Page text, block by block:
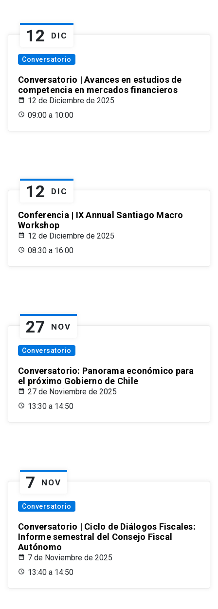
12 DIC
Conversatorio
Conversatorio | Avances en estudios de
competencia en mercados financieros
12 de Diciembre de 2025
09:00 a 10:00
12 DIC
Conferencia | IX Annual Santiago Macro
Workshop
12 de Diciembre de 2025
08:30 a 16:00
27 NOV
Conversatorio
Conversatorio: Panorama económico para
el próximo Gobierno de Chile
27 de Noviembre de 2025
13:30 a 14:50
7 NOV
Conversatorio
Conversatorio | Ciclo de Diálogos Fiscales:
Informe semestral del Consejo Fiscal
Autónomo
7 de Noviembre de 2025
13:40 a 14:50